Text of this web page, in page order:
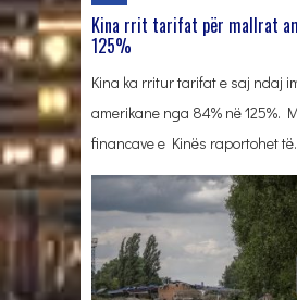
Kina rrit tarifat për mallrat
125%
Kina ka rritur tarifat e saj ndaj
amerikane nga 84% në 125%.
financave e Kinës raportohet